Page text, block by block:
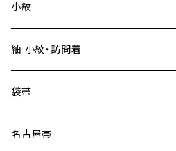
小紋
紬 小紋・訪問着
大島紬
袋帯
名古屋帯